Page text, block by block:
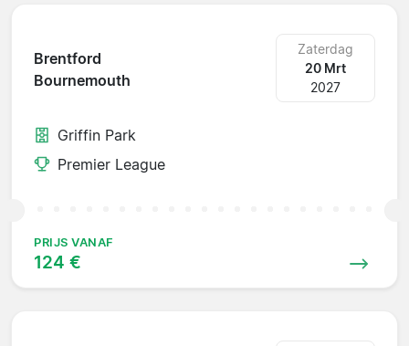
Brentford
Bournemouth
Zaterdag
20 Mrt
2027
Griffin Park
Premier League
PRIJS VANAF
124 €